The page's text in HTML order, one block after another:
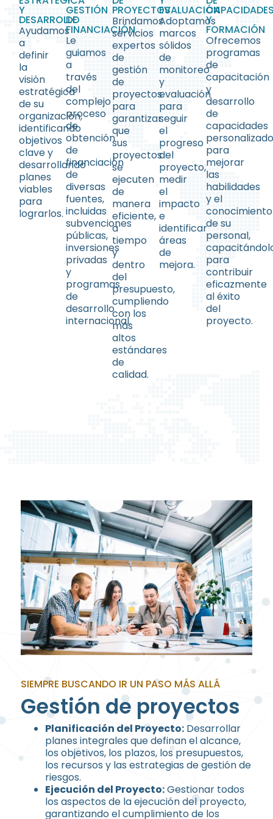
Y
DESARROLLO
Ayudamos
a
definir
la
visión
estratégica
de su
organización,
identificando
objetivos
clave y
desarrollando
planes
viables
para
lograrlos.
GESTIÓN
DE
FINANCIACIÓN
Le
guiamos
a
través
del
complejo
proceso
de
obtención
de
financiación
de
diversas
fuentes,
incluidas
subvenciones
públicas,
inversiones
privadas
y
programas
de
desarrollo
internacional.
PROYECTOS
Brindamos
servicios
expertos
de
gestión
de
proyectos
para
garantizar
que
sus
proyectos
se
ejecuten
de
manera
eficiente,
a
tiempo
y
dentro
del
presupuesto,
cumpliendo
con los
más
altos
estándares
de
calidad.
EVALUACIÓN
Adoptamos
marcos
sólidos
de
monitoreo
y
evaluación
para
seguir
el
progreso
del
proyecto,
medir
el
impacto
e
identificar
áreas
de
mejora.
Y
FORMACIÓN
Ofrecemos
programas
de
capacitación
y
desarrollo
de
capacidades
para
mejorar
las
habilidades
y el
conocimiento
de su
personal,
para
contribuir
eficazmente
al éxito
del
proyecto.
SIEMPRE BUSCANDO IR UN PASO MÁS ALLÁ
Gestión de proyectos
Planificación del Proyecto:Desarrollar
planes integrales que definan el alcance,
los objetivos, los plazos, los presupuestos,
los recursos y las estrategias de gestión de
riesgos.
Ejecución del Proyecto:Gestionar todos
los aspectos de la ejecución del proyecto,
garantizando el cumplimiento de los